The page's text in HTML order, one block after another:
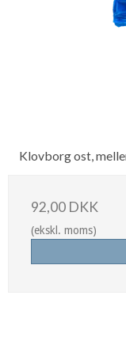
Klovborg ost,
92,00 DKK
(ekskl. moms)